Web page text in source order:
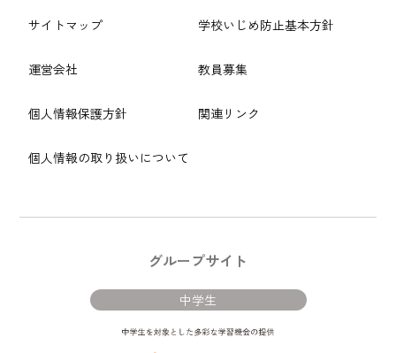
サイトマップ
運営会社
個人情報保護方針
個人情報の取り扱いについて
学校いじめ防止基本方針
教員募集
関連リンク
グループサイト
中学生